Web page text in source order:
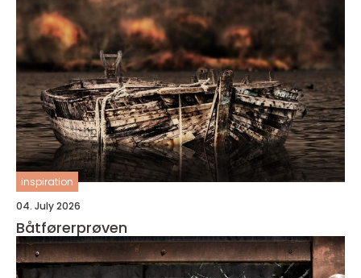
inspiration
04. July 2026
Båtførerprøven